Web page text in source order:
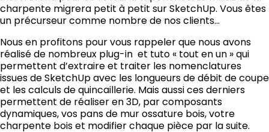
charpente migrera petit à petit sur SketchUp. Vous êtes
un précurseur comme nombre de nos clients…
Nous en profitons pour vous rappeler que nous avons
réalisé de nombreux plug-in et tuto « tout en un » qui
permettent d’extraire et traiter les nomenclatures
issues de SketchUp avec les longueurs de débit de coupe
et les calculs de quincaillerie. Mais aussi ces derniers
permettent de réaliser en 3D, par composants
dynamiques, vos pans de mur ossature bois, votre
charpente bois et modifier chaque pièce par la suite.